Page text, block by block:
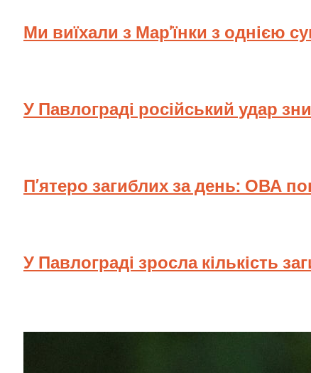
Ми виїхали з Мар'їнки з однією
У Павлограді російський удар
П’ятеро загиблих за день: ОВА
У Павлограді зросла кількість